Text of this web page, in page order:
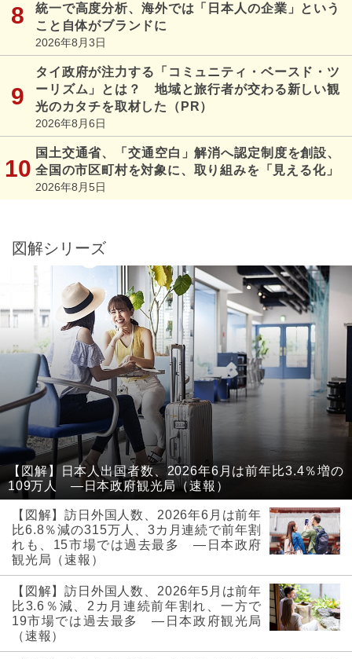
統一で高度分析、海外では「日本人の企業」という
こと自体がブランドに
2026年8月3日
タイ政府が注力する「コミュニティ・ベースド・ツ
ーリズム」とは？ 地域と旅行者が交わる新しい観
光のカタチを取材した（PR）
2026年8月6日
国土交通省、「交通空白」解消へ認定制度を創設、
全国の市区町村を対象に、取り組みを「見える化」
2026年8月5日
図解シリーズ
【図解】日本人出国者数、2026年6月は前年比3.4％増の
109万人 ―日本政府観光局（速報）
【図解】訪日外国人数、2026年6月は前年
比6.8％減の315万人、3カ月連続で前年割
れも、15市場では過去最多 ―日本政府
観光局（速報）
【図解】訪日外国人数、2026年5月は前年
比3.6％減、2カ月連続前年割れ、一方で
19市場では過去最多 ―日本政府観光局
（速報）